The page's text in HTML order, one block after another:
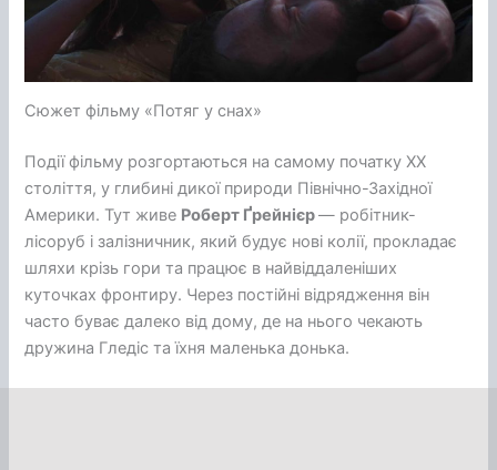
Сюжет фільму «Потяг у снах»
Події фільму розгортаються на самому початку ХХ
століття, у глибині дикої природи Північно-Західної
Америки. Тут живе Роберт Ґрейнієр— робітник-
лісоруб і залізничник, який будує нові колії, прокладає
шляхи крізь гори та працює в найвіддаленіших
куточках фронтиру. Через постійні відрядження він
часто буває далеко від дому, де на нього чекають
дружина Гледіс та їхня маленька донька.